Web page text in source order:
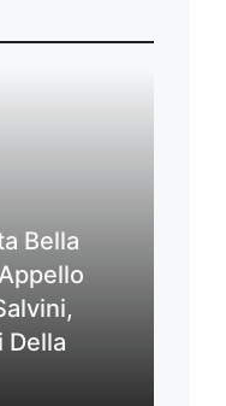
Bella
Della